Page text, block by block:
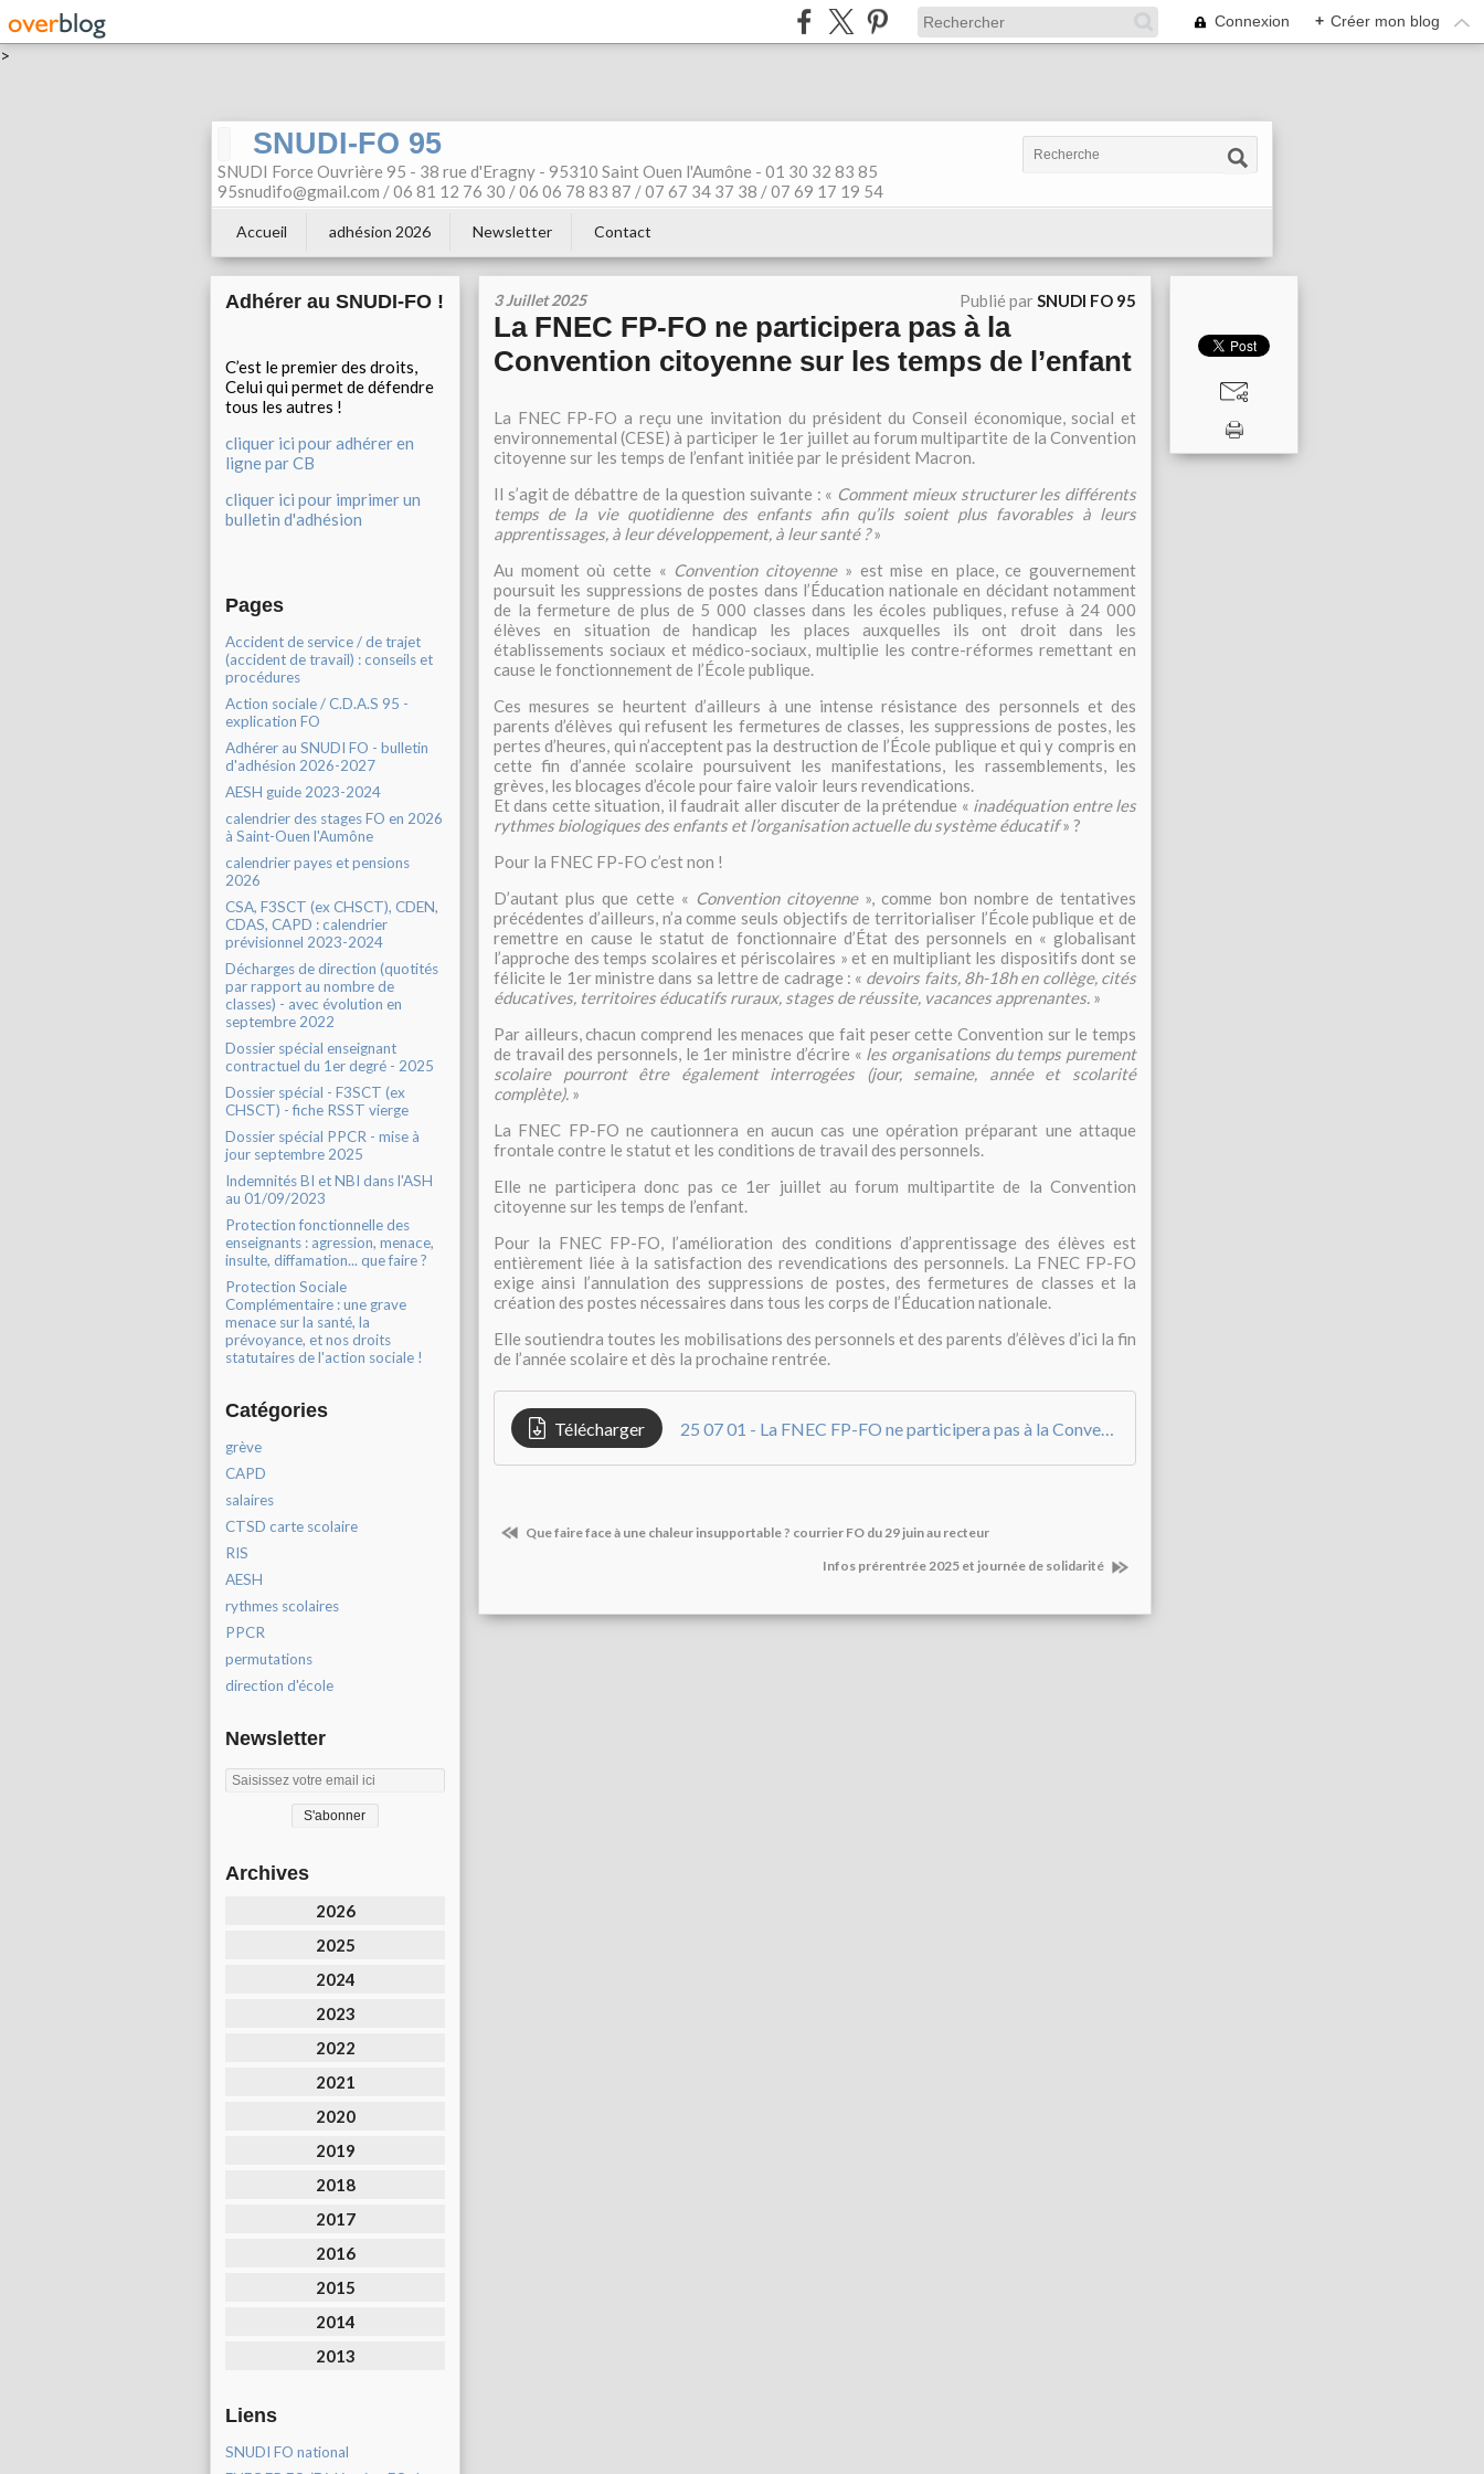
>
Connexion + Créer mon blog
SNUDI-FO 95
SNUDI Force Ouvrière 95 - 38 rue d'Eragny - 95310 Saint Ouen l'Aumône - 01 30 32 83 85
95snudifo@gmail.com / 06 81 12 76 30 / 06 06 78 83 87 / 07 67 34 37 38 / 07 69 17 19 54
Accueil adhésion 2026 Newsletter Contact
Adhérer au SNUDI-FO !
C’est le premier des droits,
Celui qui permet de défendre
tous les autres !
cliquer ici pour adhérer en
ligne par CB
cliquer ici pour imprimer un
bulletin d'adhésion
Pages
Accident de service / de trajet
(accident de travail) : conseils et
procédures
Action sociale / C.D.A.S 95 -
explication FO
Adhérer au SNUDI FO - bulletin
d'adhésion 2026-2027
AESH guide 2023-2024
calendrier des stages FO en 2026
à Saint-Ouen l'Aumône
calendrier payes et pensions
2026
CSA, F3SCT (ex CHSCT), CDEN,
CDAS, CAPD : calendrier
prévisionnel 2023-2024
Décharges de direction (quotités
par rapport au nombre de
classes) - avec évolution en
septembre 2022
Dossier spécial enseignant
contractuel du 1er degré - 2025
Dossier spécial - F3SCT (ex
CHSCT) - fiche RSST vierge
Dossier spécial PPCR - mise à
jour septembre 2025
Indemnités BI et NBI dans l'ASH
au 01/09/2023
Protection fonctionnelle des
enseignants : agression, menace,
insulte, diffamation... que faire ?
Protection Sociale
Complémentaire : une grave
menace sur la santé, la
prévoyance, et nos droits
statutaires de l'action sociale !
Catégories
grève
CAPD
salaires
CTSD carte scolaire
RIS
AESH
rythmes scolaires
PPCR
permutations
direction d'école
Newsletter
Archives
2026
2025
2024
2023
2022
2021
2020
2019
2018
2017
2016
2015
2014
2013
Liens
SNUDI FO national
3 Juillet 2025 Publié parSNUDI FO 95
La FNEC FP-FO ne participera pas à la
Convention citoyenne sur les temps de l’enfant
La FNEC FP-FO a reçu une invitation du président du Conseil économique, social et
environnemental (CESE) à participer le 1er juillet au forum multipartite de la Convention
citoyenne sur les temps de l’enfant initiée par le président Macron.
Il s’agit de débattre de la question suivante : « Comment mieux structurer les différents
temps de la vie quotidienne des enfants afin qu’ils soient plus favorables à leurs
apprentissages, à leur développement, à leur santé ?»
Au moment où cette « Convention citoyenne» est mise en place, ce gouvernement
poursuit les suppressions de postes dans l’Éducation nationale en décidant notamment
de la fermeture de plus de 5 000 classes dans les écoles publiques, refuse à 24 000
élèves en situation de handicap les places auxquelles ils ont droit dans les
établissements sociaux et médico-sociaux, multiplie les contre-réformes remettant en
cause le fonctionnement de l’École publique.
Ces mesures se heurtent d’ailleurs à une intense résistance des personnels et des
parents d’élèves qui refusent les fermetures de classes, les suppressions de postes, les
pertes d’heures, qui n’acceptent pas la destruction de l’École publique et qui y compris en
cette fin d’année scolaire poursuivent les manifestations, les rassemblements, les
grèves, les blocages d’école pour faire valoir leurs revendications.
Et dans cette situation, il faudrait aller discuter de la prétendue « inadéquation entre les
rythmes biologiques des enfants et l’organisation actuelle du système éducatif» ?
Pour la FNEC FP-FO c’est non !
D’autant plus que cette « Convention citoyenne», comme bon nombre de tentatives
précédentes d’ailleurs, n’a comme seuls objectifs de territorialiser l’École publique et de
remettre en cause le statut de fonctionnaire d’État des personnels en « globalisant
l’approche des temps scolaires et périscolaires » et en multipliant les dispositifs dont se
félicite le 1er ministre dans sa lettre de cadrage : « devoirs faits, 8h-18h en collège, cités
éducatives, territoires éducatifs ruraux, stages de réussite, vacances apprenantes. »
Par ailleurs, chacun comprend les menaces que fait peser cette Convention sur le temps
de travail des personnels, le 1er ministre d’écrire « les organisations du temps purement
scolaire pourront être également interrogées (jour, semaine, année et scolarité
complète). »
La FNEC FP-FO ne cautionnera en aucun cas une opération préparant une attaque
frontale contre le statut et les conditions de travail des personnels.
Elle ne participera donc pas ce 1er juillet au forum multipartite de la Convention
citoyenne sur les temps de l’enfant.
Pour la FNEC FP-FO, l’amélioration des conditions d’apprentissage des élèves est
entièrement liée à la satisfaction des revendications des personnels. La FNEC FP-FO
exige ainsi l’annulation des suppressions de postes, des fermetures de classes et la
création des postes nécessaires dans tous les corps de l’Éducation nationale.
Elle soutiendra toutes les mobilisations des personnels et des parents d’élèves d’ici la fin
de l’année scolaire et dès la prochaine rentrée.
Télécharger
Que faire face à une chaleur insupportable ? courrier FO du 29 juin au recteur
Infos prérentrée 2025 et journée de solidarité